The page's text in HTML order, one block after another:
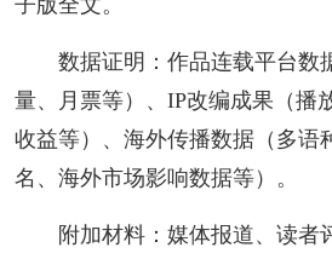
数据证明：作品连载平台数
量、月票等）、IP改编成果（播
收益等）、海外传播数据（多语
名、海外市场影响数据等）。
附加材料：媒体报道、读者